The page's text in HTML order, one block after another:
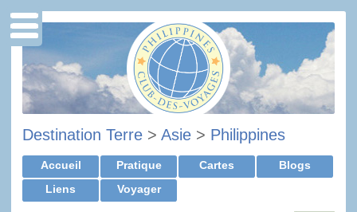
Destination Terre > Asie > Philippines
Accueil Pratique Cartes
Blogs
Liens
Voyager